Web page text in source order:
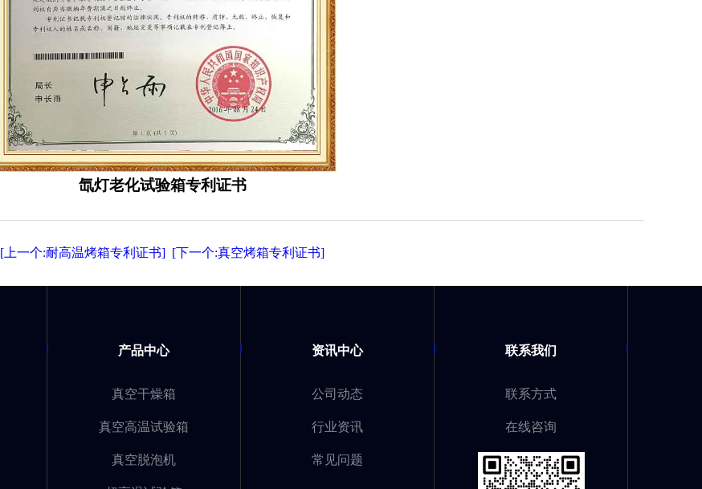
氙灯老化试验箱专利证书
[上一个:耐高温烤箱专利证书] [下一个:真空烤箱专利证书]
产品中心
真空干燥箱
真空高温试验箱
真空脱泡机
资讯中心
公司动态
行业资讯
常见问题
联系我们
联系方式
在线咨询